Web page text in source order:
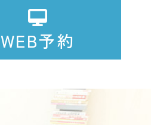
WEB予約